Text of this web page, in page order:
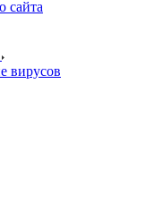
сайта
вирусов